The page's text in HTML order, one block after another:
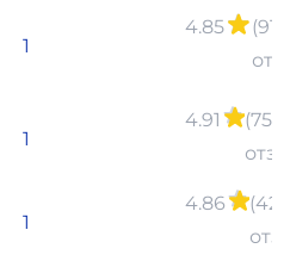
1
4.85
(91
1
4.91
(75
1
4.86
(42